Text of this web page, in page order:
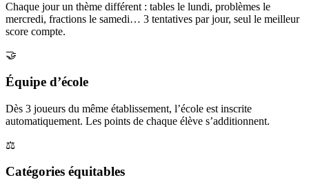
Chaque jour un thème différent : tables le lundi, problèmes le
mercredi, fractions le samedi… 3 tentatives par jour, seul le meilleur
score compte.
🤝
Équipe d’école
Dès 3 joueurs du même établissement, l’école est inscrite
automatiquement. Les points de chaque élève s’additionnent.
⚖️
Catégories équitables